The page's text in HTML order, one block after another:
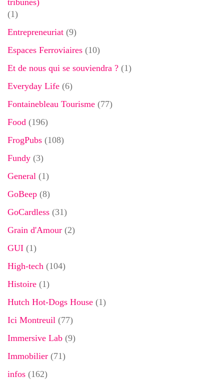
(1)
Entrepreneuriat (9)
Espaces Ferroviaires (10)
Et de nous qui se souviendra ? (1)
Everyday Life (6)
Fontainebleau Tourisme (77)
Food (196)
FrogPubs (108)
Fundy (3)
General (1)
GoBeep (8)
GoCardless (31)
Grain d'Amour (2)
GUI (1)
High-tech (104)
Histoire (1)
Hutch Hot-Dogs House (1)
Ici Montreuil (77)
Immersive Lab (9)
Immobilier (71)
infos (162)